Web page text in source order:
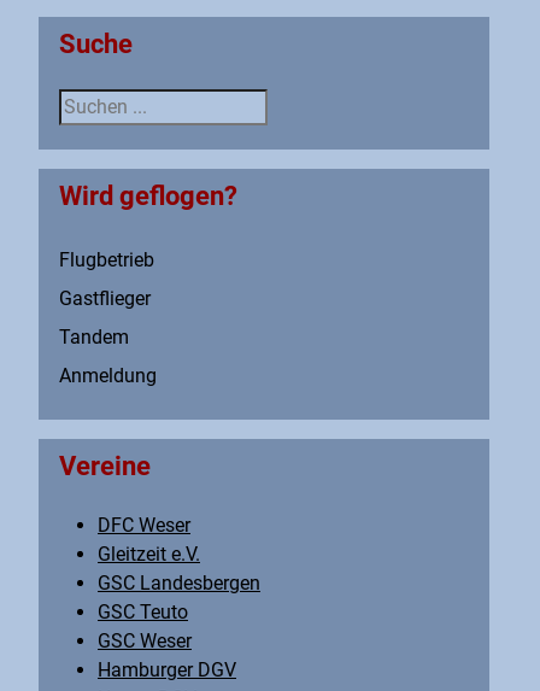
Suche
Suche
Wird geflogen?
Flugbetrieb
Gastflieger
Tandem
Anmeldung
Vereine
DFC Weser
Gleitzeit e.V.
GSC Landesbergen
GSC Teuto
GSC Weser
Hamburger DGV